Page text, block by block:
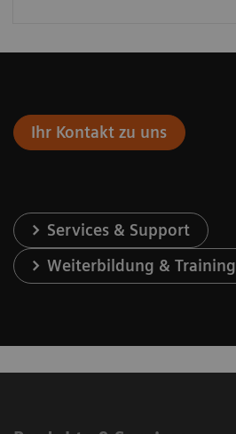
Ihr Kontakt zu uns
Services & Support
Weiterbildung & Training